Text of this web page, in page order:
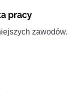
pracy
zawodów.